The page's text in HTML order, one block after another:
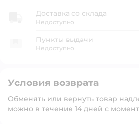
Доставка со склада
Недоступно
Пункты выдачи
Недоступно
Условия возврата
Обменять или вернуть товар
можно в течение 14 дней с